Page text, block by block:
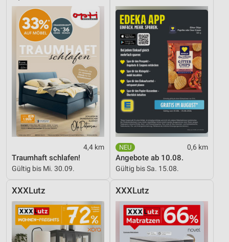
4,4 km
Traumhaft schlafen!
Gültig bis Mi. 30.09.
0,6 km
Angebote ab 10.08.
Gültig bis Sa. 15.08.
XXXLutz XXXLutz